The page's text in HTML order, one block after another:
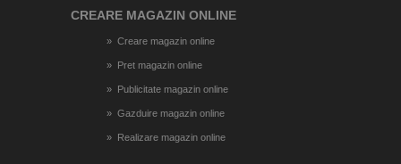
CREARE MAGAZIN ONLINE
Creare magazin online
Pret magazin online
Publicitate magazin online
Gazduire magazin online
Realizare magazin online